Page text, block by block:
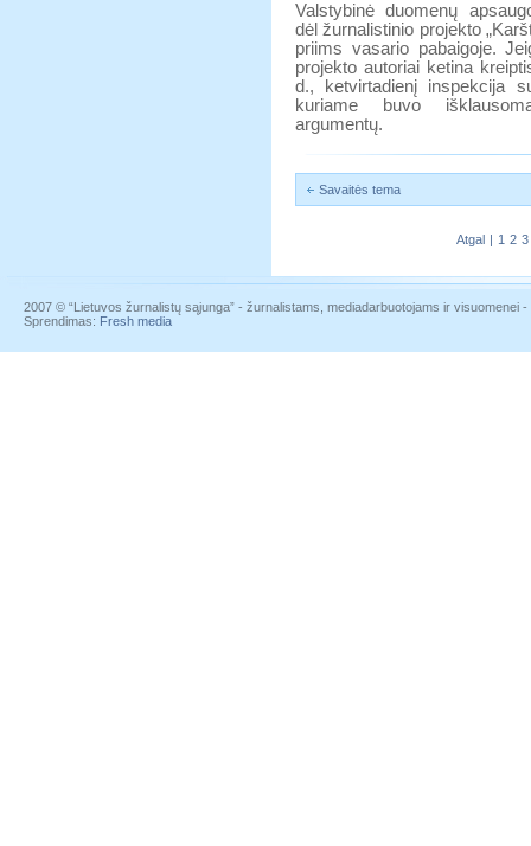
Valstybinė duomenų
dėl žurnalistinio projekto
priims vasario pabaigoje.
projekto autoriai ketina
d., ketvirtadienį inspekcija
kuriame buvo
argumentų.
Savaitės tema
Atgal | 1 2 3
2007 © “Lietuvos žurnalistų sąjunga” - žurnalistams, mediadarbuotojams ir visuomenei
Sprendimas: Fresh media